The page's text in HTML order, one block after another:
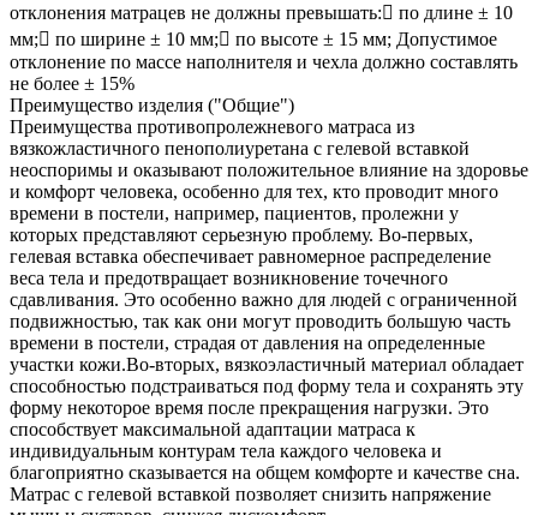
отклонения матрацев не должны превышать: по длине ± 10
мм; по ширине ± 10 мм; по высоте ± 15 мм; Допустимое
отклонение по массе наполнителя и чехла должно составлять
не более ± 15%
Преимущество изделия ("Общие")
Преимущества противопролежневого матраса из
вязкожластичного пенополиуретана с гелевой вставкой
неоспоримы и оказывают положительное влияние на здоровье
и комфорт человека, особенно для тех, кто проводит много
времени в постели, например, пациентов, пролежни у
которых представляют серьезную проблему. Во-первых,
гелевая вставка обеспечивает равномерное распределение
веса тела и предотвращает возникновение точечного
сдавливания. Это особенно важно для людей с ограниченной
подвижностью, так как они могут проводить большую часть
времени в постели, страдая от давления на определенные
участки кожи.Во-вторых, вязкоэластичный материал обладает
способностью подстраиваться под форму тела и сохранять эту
форму некоторое время после прекращения нагрузки. Это
способствует максимальной адаптации матраса к
индивидуальным контурам тела каждого человека и
благоприятно сказывается на общем комфорте и качестве сна.
Матрас с гелевой вставкой позволяет снизить напряжение